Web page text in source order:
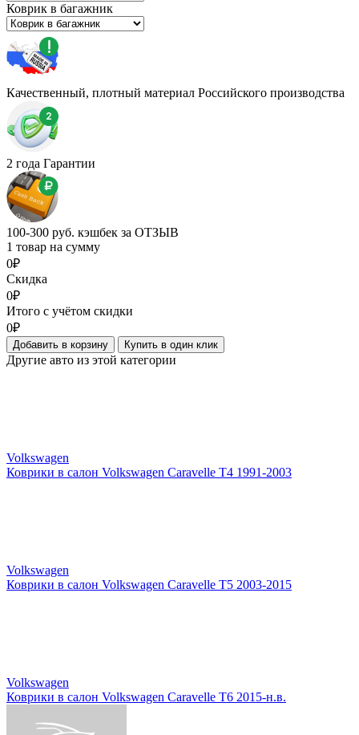
Коврик в багажник
Качественный, плотный материал Российского производства
2 года Гарантии
100-300 руб. кэшбек за ОТЗЫВ
1 товар на сумму
0₽
Скидка
0₽
Итого с учётом скидки
0₽
Добавить в корзину Купить в один клик
Другие авто из этой категории
Volkswagen
Коврики в салон Volkswagen Caravelle T4 1991-2003
Volkswagen
Коврики в салон Volkswagen Caravelle T5 2003-2015
Volkswagen
Коврики в салон Volkswagen Caravelle T6 2015-н.в.